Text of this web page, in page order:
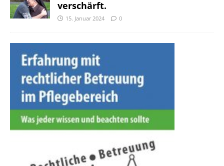
verschärft.
15. Januar 2024 0